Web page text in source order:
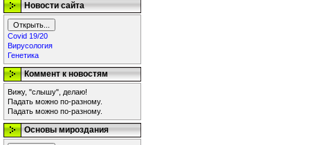
Новости сайта
Covid 19/20
Вирусология
Генетика
Коммент к новостям
Вижу, "слышу", делаю!
Падать можно по-разному.
Падать можно по-разному.
Основы мироздания